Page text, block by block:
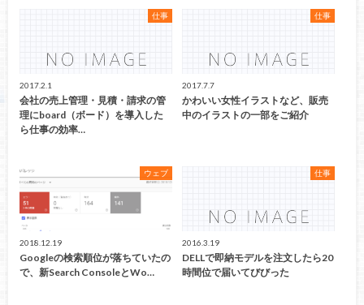
仕事
2017.2.1
会社の売上管理・見積・請求の管
理にboard（ボード）を導入した
ら仕事の効率…
仕事
2017.7.7
かわいい女性イラストなど、販売
中のイラストの一部をご紹介
ウェブ
2018.12.19
Googleの検索順位が落ちていたの
で、新Search ConsoleとWo…
仕事
2016.3.19
DELLで即納モデルを注文したら20
時間位で届いてびびった